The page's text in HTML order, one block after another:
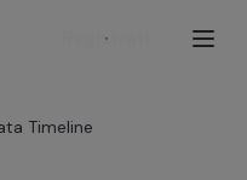
Registrati
Timeline